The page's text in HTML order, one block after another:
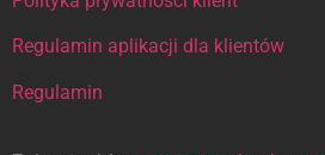
Regulamin aplikacji dla klientów
Regulamin